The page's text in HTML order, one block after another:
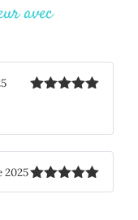
avec
Note5sur
2025